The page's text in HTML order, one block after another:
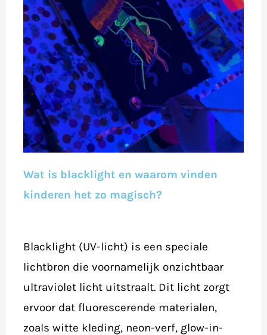
Wat is blacklight en waarom vinden
kinderen het zo magisch?
Blacklight (UV-licht) is een speciale
lichtbron die voornamelijk onzichtbaar
ultraviolet licht uitstraalt. Dit licht zorgt
ervoor dat fluorescerende materialen,
zoals witte kleding, neon-verf, glow-in-